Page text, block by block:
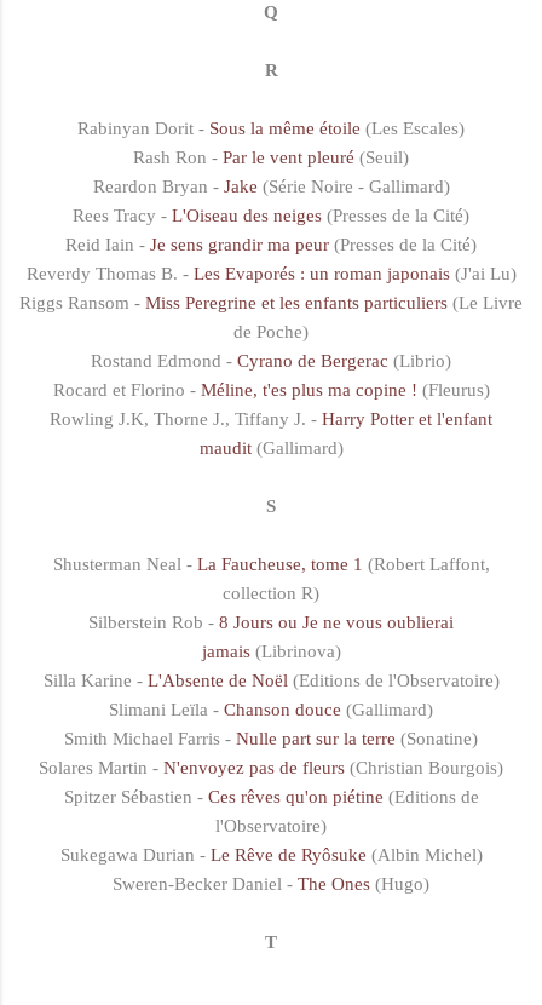
Q
R
Rabinyan Dorit - Sous la même étoile (Les Escales)
Rash Ron - Par le vent pleuré (Seuil)
Reardon Bryan - Jake (Série Noire - Gallimard)
Rees Tracy - L'Oiseau des neiges (Presses de la Cité)
Reid Iain - Je sens grandir ma peur (Presses de la Cité)
Reverdy Thomas B. - Les Evaporés : un roman japonais(J'ai Lu)
Riggs Ransom - Miss Peregrine et les enfants particuliers (Le Livre
de Poche)
Rostand Edmond - Cyrano de Bergerac (Librio)
Rocard et Florino - Méline, t'es plus ma copine ! (Fleurus)
Rowling J.K, Thorne J., Tiffany J. - Harry Potter et l'enfant
maudit(Gallimard)
S
Shusterman Neal - La Faucheuse, tome 1 (Robert Laffont,
collection R)
Silberstein Rob - 8 Jours ou Je ne vous oublierai
jamais(Librinova)
Silla Karine - L'Absente de Noël (Editions de l'Observatoire)
Slimani Leïla - Chanson douce (Gallimard)
Smith Michael Farris - Nulle part sur la terre (Sonatine)
Solares Martin - N'envoyez pas de fleurs (Christian Bourgois)
Spitzer Sébastien - Ces rêves qu'on piétine (Editions de
l'Observatoire)
Sukegawa Durian - Le Rêve de Ryôsuke (Albin Michel)
Sweren-Becker Daniel - The Ones (Hugo)
T